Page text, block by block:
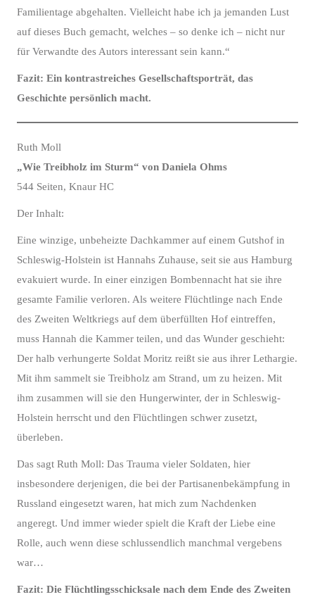
Familientage abgehalten. Vielleicht habe ich ja jemanden Lust
auf dieses Buch gemacht, welches – so denke ich – nicht nur
für Verwandte des Autors interessant sein kann.“
Fazit: Ein kontrastreiches Gesellschaftsporträt, das
Geschichte persönlich macht.
Ruth Moll
„Wie Treibholz im Sturm“ von Daniela Ohms
544 Seiten, Knaur HC
Der Inhalt:
Eine winzige, unbeheizte Dachkammer auf einem Gutshof in
Schleswig-Holstein ist Hannahs Zuhause, seit sie aus Hamburg
evakuiert wurde. In einer einzigen Bombennacht hat sie ihre
gesamte Familie verloren. Als weitere Flüchtlinge nach Ende
des Zweiten Weltkriegs auf dem überfüllten Hof eintreffen,
muss Hannah die Kammer teilen, und das Wunder geschieht:
Der halb verhungerte Soldat Moritz reißt sie aus ihrer Lethargie.
Mit ihm sammelt sie Treibholz am Strand, um zu heizen. Mit
ihm zusammen will sie den Hungerwinter, der in Schleswig-
Holstein herrscht und den Flüchtlingen schwer zusetzt,
überleben.
Das sagt Ruth Moll: Das Trauma vieler Soldaten, hier
insbesondere derjenigen, die bei der Partisanenbekämpfung in
Russland eingesetzt waren, hat mich zum Nachdenken
angeregt. Und immer wieder spielt die Kraft der Liebe eine
Rolle, auch wenn diese schlussendlich manchmal vergebens
war…
Fazit: Die Flüchtlingsschicksale nach dem Ende des Zweiten